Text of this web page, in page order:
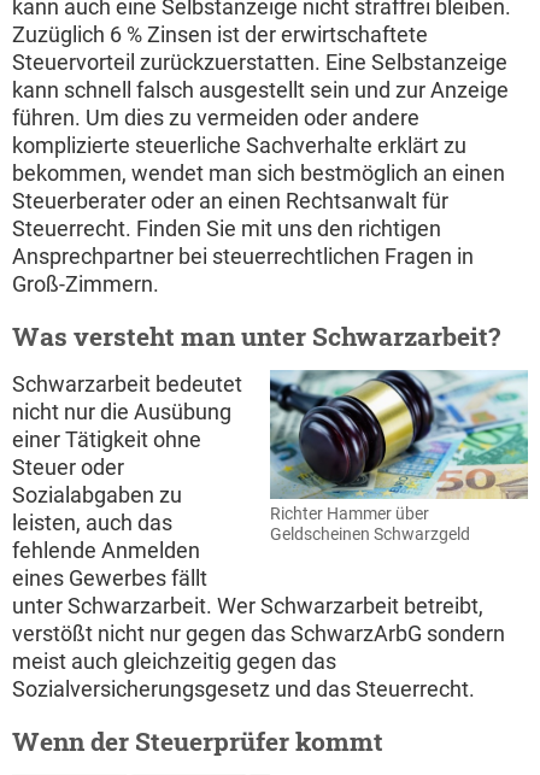
kann auch eine Selbstanzeige nicht straffrei bleiben.
Zuzüglich 6 % Zinsen ist der erwirtschaftete
Steuervorteil zurückzuerstatten. Eine Selbstanzeige
kann schnell falsch ausgestellt sein und zur Anzeige
führen. Um dies zu vermeiden oder andere
komplizierte steuerliche Sachverhalte erklärt zu
bekommen, wendet man sich bestmöglich an einen
Steuerberater oder an einen Rechtsanwalt für
Steuerrecht. Finden Sie mit uns den richtigen
Ansprechpartner bei steuerrechtlichen Fragen in
Groß-Zimmern.
Was versteht man unter Schwarzarbeit?
Richter Hammer über
Geldscheinen Schwarzgeld
Schwarzarbeit bedeutet
nicht nur die Ausübung
einer Tätigkeit ohne
Steuer oder
Sozialabgaben zu
leisten, auch das
fehlende Anmelden
eines Gewerbes fällt
unter Schwarzarbeit. Wer Schwarzarbeit betreibt,
verstößt nicht nur gegen das SchwarzArbG sondern
meist auch gleichzeitig gegen das
Sozialversicherungsgesetz und das Steuerrecht.
Wenn der Steuerprüfer kommt